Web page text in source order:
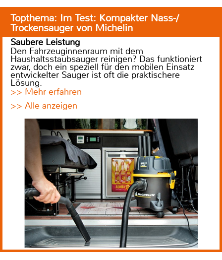
Topthema: Im Test: Kompakter Nass-/
Trockensauger von Michelin
Saubere Leistung
Den Fahrzeuginnenraum mit dem
Haushaltsstaubsauger reinigen? Das funktioniert
zwar, doch ein speziell für den mobilen Einsatz
entwickelter Sauger ist oft die praktischere
Lösung.
>> Mehr erfahren
>> Alle anzeigen